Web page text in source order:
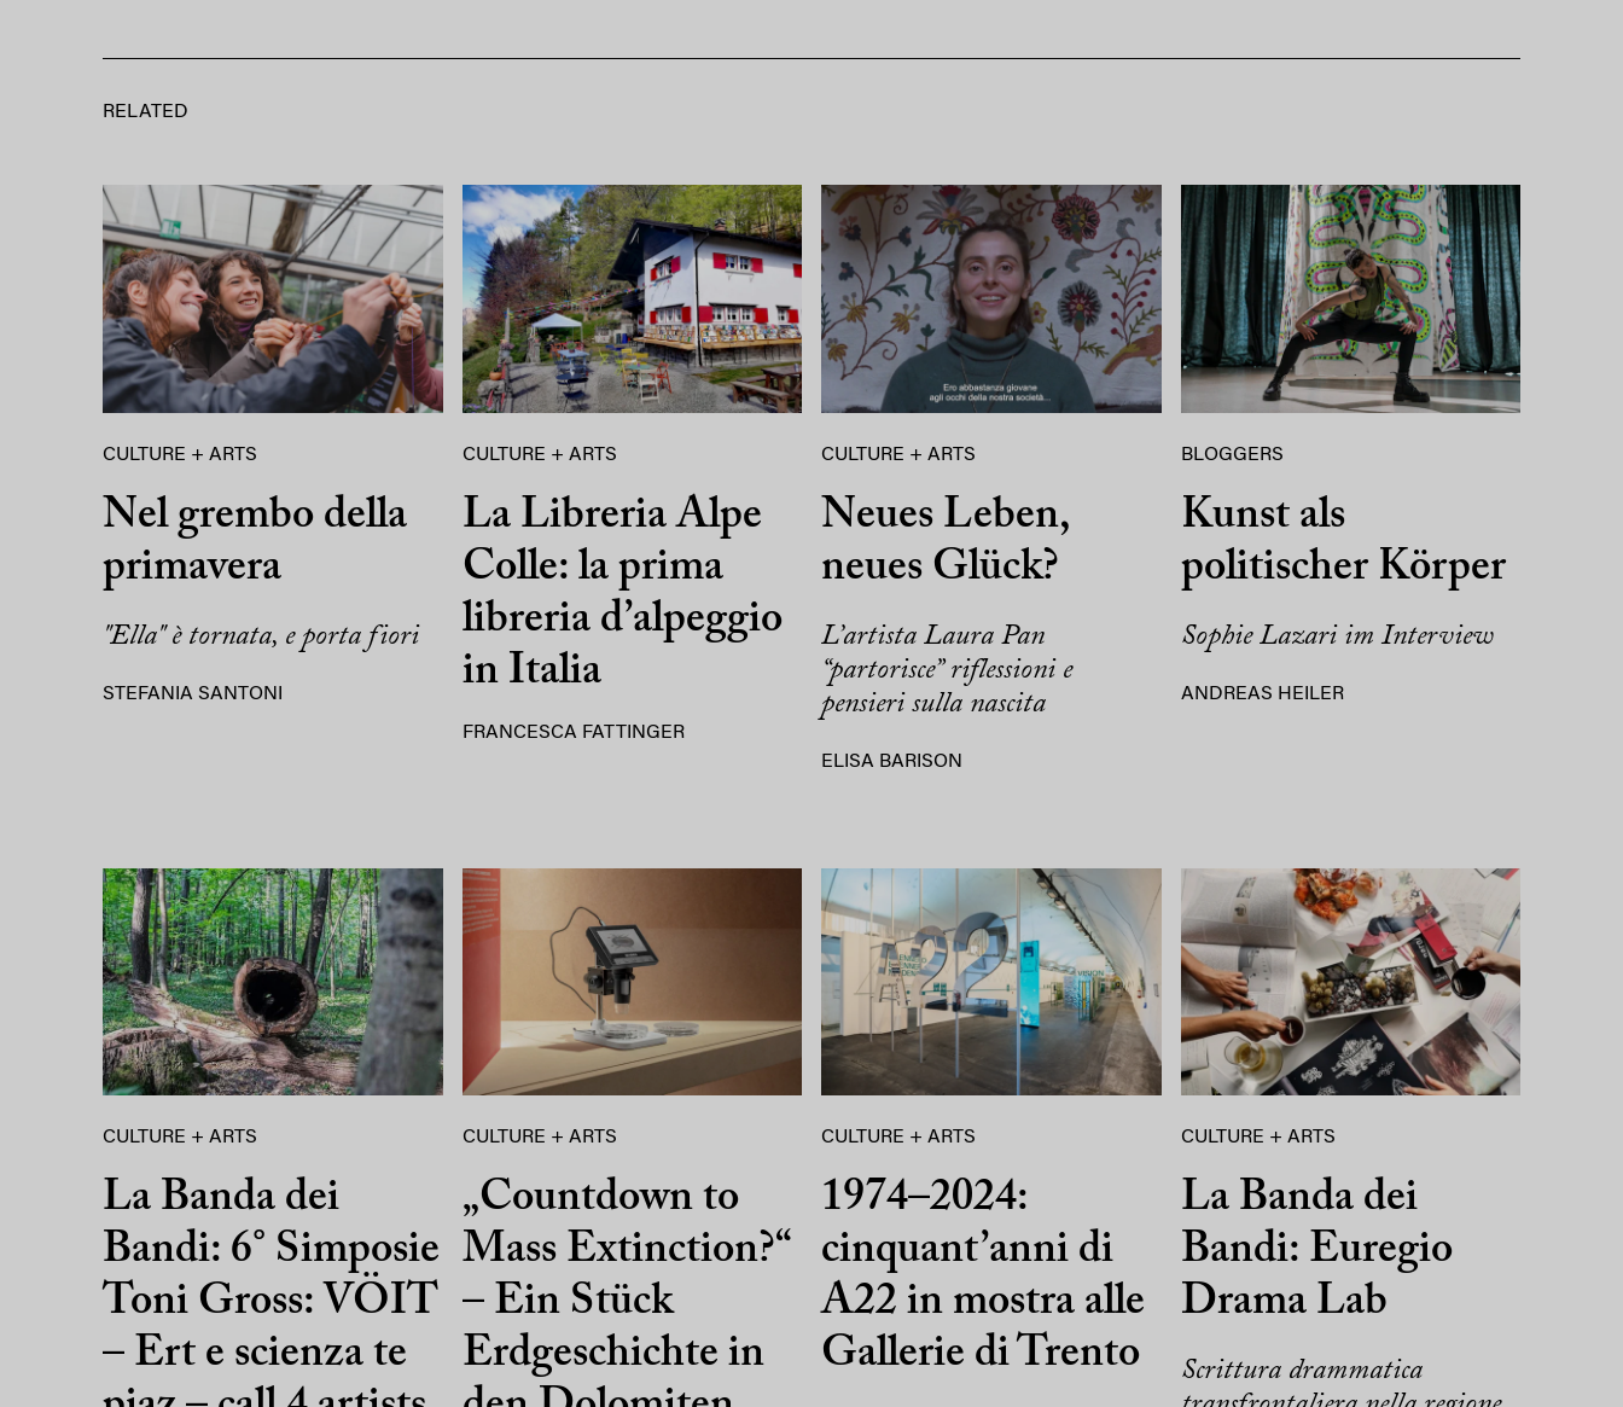
RELATED
CULTURE + ARTS
Nel grembo della
primavera
"Ella" è tornata, e porta fiori
STEFANIA SANTONI
CULTURE + ARTS
La Libreria Alpe
Colle: la prima
libreria d’alpeggio
in Italia
FRANCESCA FATTINGER
CULTURE + ARTS
Neues Leben,
neues Glück?
L’artista Laura Pan
“partorisce” riflessioni e
pensieri sulla nascita
ELISA BARISON
BLOGGERS
Kunst als
politischer Körper
Sophie Lazari im Interview
ANDREAS HEILER
CULTURE + ARTS
La Banda dei
Bandi: 6° Simposie
Toni Gross: VÖIT
– Ert e scienza te
CULTURE + ARTS
„Countdown to
Mass Extinction?“
– Ein Stück
Erdgeschichte in
CULTURE + ARTS
1974–2024:
cinquant’anni di
A22 in mostra alle
Gallerie di Trento
CULTURE + ARTS
La Banda dei
Bandi: Euregio
Drama Lab
Scrittura drammatica